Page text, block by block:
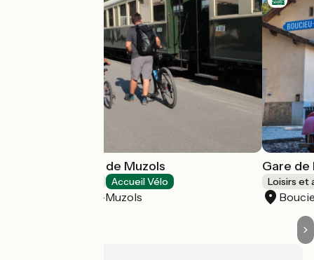
Gare Saint Jean de Muzols
Accueil Vélo
Saint-Jean-de-Muzols
Gare de
Loisirs et